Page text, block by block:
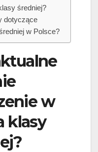
średniej?
dotyczące
w Polsce?
w
klasy